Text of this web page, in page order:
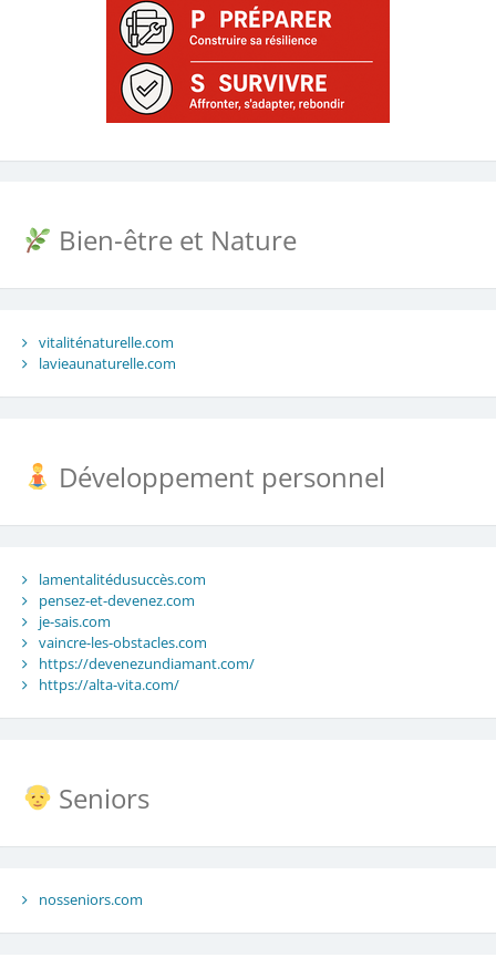
Bien-être et Nature
vitaliténaturelle.com
lavieaunaturelle.com
Développement personnel
lamentalitédusuccès.com
pensez-et-devenez.com
je-sais.com
vaincre-les-obstacles.com
https://devenezundiamant.com/
https://alta-vita.com/
Seniors
nosseniors.com